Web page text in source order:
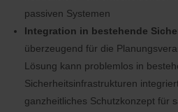
passiven Systemen
Integration in bestehende
überzeugend für die
Lösung kann problemlos in
Sicherheitsinfrastrukturen
ganzheitliches Schutzkonzept für